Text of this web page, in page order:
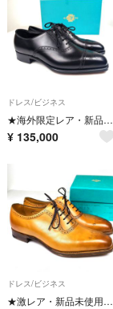
ドレス/ビジネス
★海外限定レア・新品未使用★ エドワードグリーン アスキス ASQUITH ブラック 888ラスト サイズ6C 純正BOX等付属
¥ 135,000
ドレス/ビジネス
★激レア・新品未使用★ エドワードグリーン ウォルコット WOLCOT エドワーディアンアンティーク 888ラスト サイズ8F 純